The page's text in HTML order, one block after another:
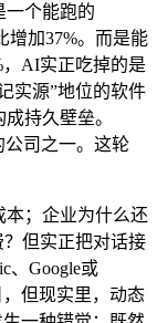
个能跑的
增加37%。而是能
AI实正吃掉的是
实源”地位的软件
持久壁垒。
公司之一。这轮
；企业为什么还
？但实正把对话接
、Google或
但现实里，动态